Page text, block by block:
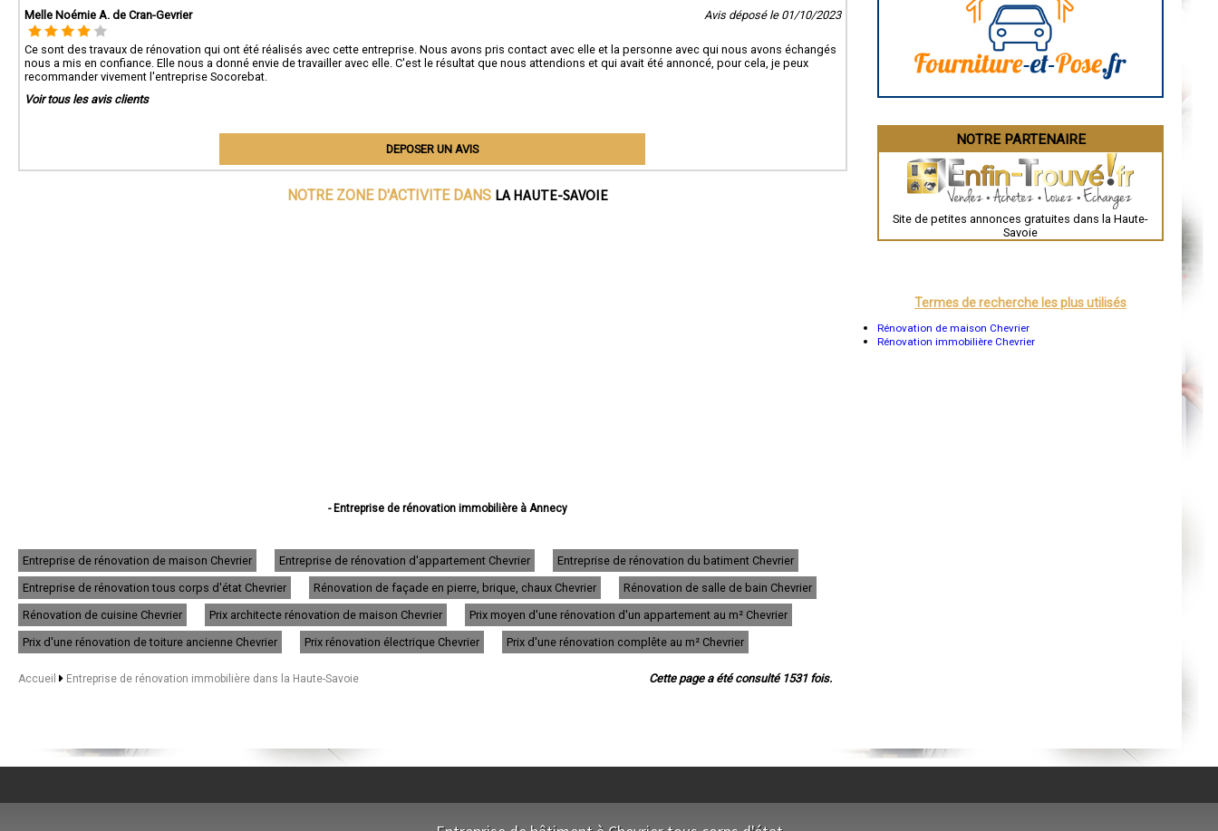
Melle Noémie A. de Cran-Gevrier
Avis déposé le 01/10/2023
Ce sont des travaux de rénovation qui ont été réalisés avec cette entreprise. Nous avons pris contact avec elle et la personne avec qui nous avons échangés
nous a mis en confiance. Elle nous a donné envie de travailler avec elle. C'est le résultat que nous attendions et qui avait été annoncé, pour cela, je peux
recommander vivement l'entreprise Socorebat.
Voir tous les avis clients
DEPOSER UN AVIS
NOTRE ZONE D'ACTIVITE DANS LA HAUTE-SAVOIE
- Entreprise de rénovation immobilière à Annecy
- Entreprise de rénovation immobilière à Annecy-le-Vieux
- Entreprise de rénovation immobilière à Cluses
- Entreprise de rénovation immobilière à Seynod
- Entreprise de rénovation immobilière à Cran-Gevrier
- Entreprise de rénovation immobilière à Sallanches
- Entreprise de rénovation immobilière à Rumilly
- Entreprise de rénovation immobilière à Bonneville
- Entreprise de rénovation immobilière à Saint-Julien-en-Genevois
- Entreprise de rénovation immobilière à Meythet
- Entreprise de rénovation immobilière à Évian-les-Bains
- Entreprise de rénovation immobilière à Scionzier
Entreprise de rénovation de maison Chevrier Entreprise de rénovation d'appartement Chevrier
Entreprise de rénovation du batiment Chevrier
Entreprise de rénovation tous corps d'état Chevrier
Rénovation de façade en pierre, brique, chaux Chevrier
Rénovation de salle de bain Chevrier
Rénovation de cuisine Chevrier
Prix architecte rénovation de maison Chevrier
Prix moyen d'une rénovation d'un appartement au m² Chevrier
Prix d'une rénovation de toiture ancienne Chevrier
Prix rénovation électrique Chevrier Prix d'une rénovation complête au m² Chevrier
Cette page a été consulté 1531 fois.
Accueil Entreprise de rénovation immobilière dans la Haute-Savoie
Brive-la-Gaillarde
Guéret
Besançon
Évreux
Chartres
Nîmes
Auch
Grenoble
Mont-de-Marsan
Blois
Chalon-sur-Saône
Le Mans
Paris
NOTRE PARTENAIRE
Site de petites annonces gratuites dans la Haute-
Savoie
Termes de recherche les plus utilisés
Rénovation de maison Chevrier
Rénovation immobilière Chevrier